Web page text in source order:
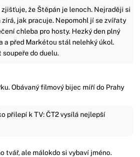
že Štěpán je lenoch. Nejraději si
zírá, jak pracuje. Nepomohl jí se zvířaty
chleba pro hosty. Hezký den plný
a před Markétou stál nelehký úkol.
soupeře do duelu.
Obávaný filmový bijec míří do Prahy
přilepí k TV: ČT2 vysílá nejlepší
tvář, ale málokdo si vybaví jméno.